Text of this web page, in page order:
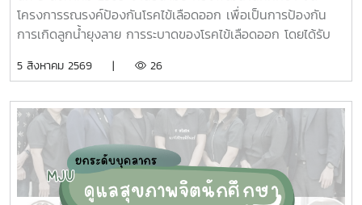
โครงการรณรงค์ป้องกันโรคไข้เลือดออก เพื่อเป็นการป้องกัน
การเกิดลูกน้ำยุงลาย การระบาดของโรคไข้เลือดออก โดยได้รับ
นักศึกษาจิตอาสา ร่วมกันสำรวจทำลายแหล่งเพาะพันธุ์ยุงลาย
มหาวิทยาลัยแม่โจ้ ทั้งนี้ได้รับความอนุเคราะห์รถรับนักศึกษาจาก
กองกายภาพและสิ่งแวดล้อม
5 สิงหาคม 2569 | 26